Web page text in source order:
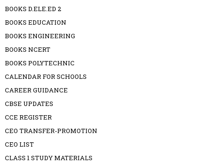
BOOKS D.ELE.ED 2
BOOKS EDUCATION
BOOKS ENGINEERING
BOOKS NCERT
BOOKS POLYTECHNIC
CALENDAR FOR SCHOOLS
CAREER GUIDANCE
CBSE UPDATES
CCE REGISTER
CEO TRANSFER-PROMOTION
CEO LIST
CLASS 1 STUDY MATERIALS